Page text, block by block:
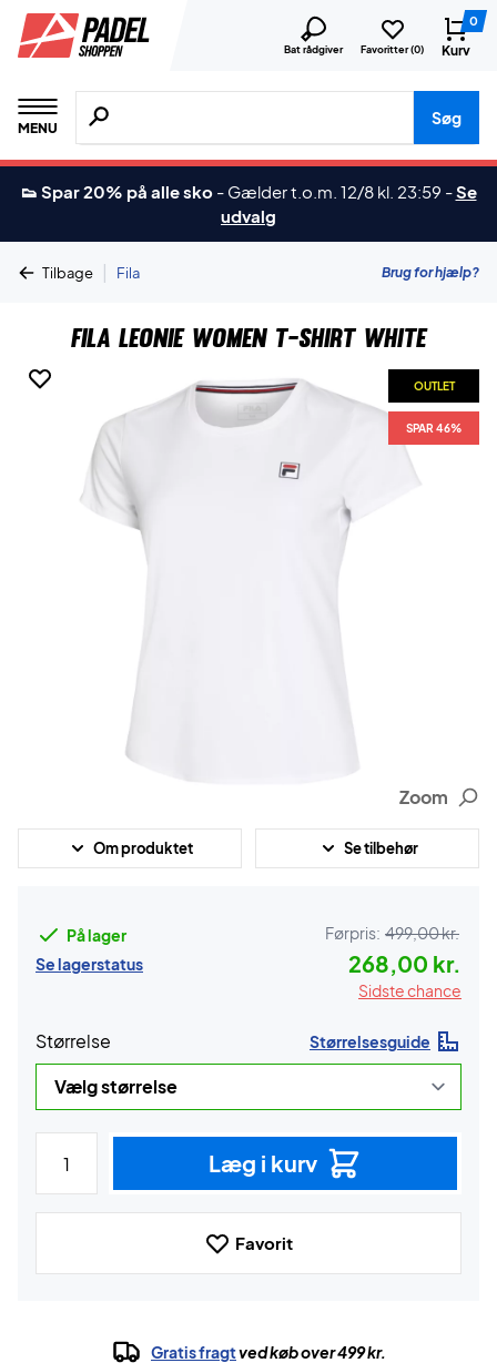
Bat rådgiver Favoritter (0)
0
Kurv
MENU
Søg efter produkter, mærker etc.
Søg
👟 Spar 20% på alle sko - Gælder t.o.m. 12/8 kl. 23:59 -Se
udvalg
Tilbage | Fila Brug for hjælp?
Fila Leonie Women T-shirt White
OUTLET
SPAR 46%
Zoom
Om produktet Se tilbehør
På lager
Se lagerstatus
Førpris: 499,00 kr.
268,00 kr.
Sidste chance
Størrelse Størrelsesguide
Læg i kurv
Favorit
Gratis fragtved køb over 499 kr.